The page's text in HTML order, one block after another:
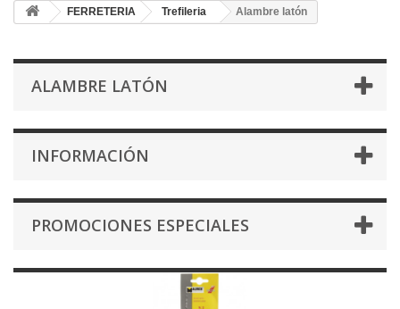
FERRETERIA Trefileria Alambre latón
ALAMBRE LATÓN
INFORMACIÓN
PROMOCIONES ESPECIALES